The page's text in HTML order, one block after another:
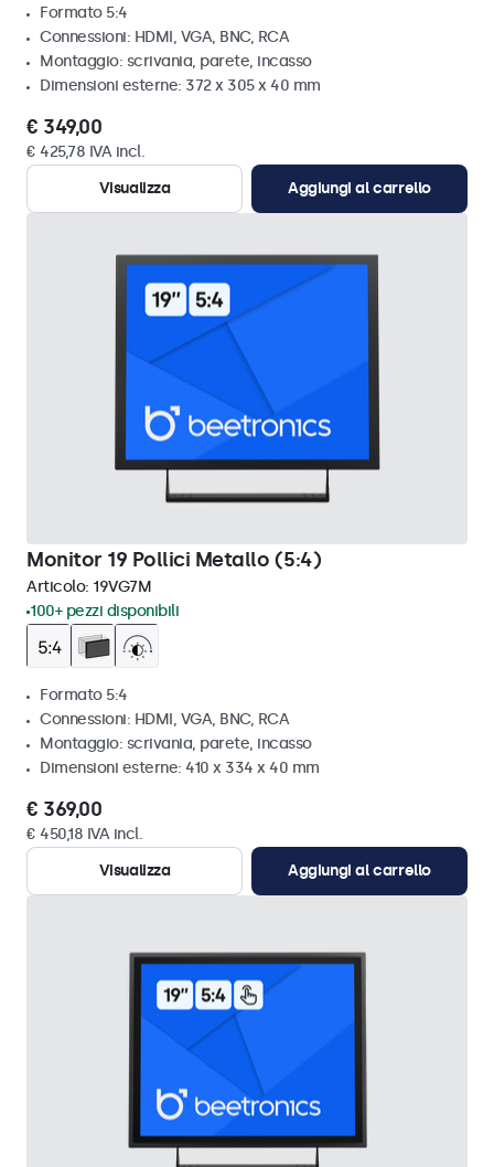
Formato 5:4
Connessioni: HDMI, VGA, BNC, RCA
Montaggio: scrivania, parete, incasso
Dimensioni esterne: 372 x 305 x 40 mm
€ 349,00
€ 425,78 IVA incl.
Visualizza
Aggiungi al carrello
Monitor 19 Pollici Metallo (5:4)
Articolo: 19VG7M
100+ pezzi disponibili
Formato 5:4
Connessioni: HDMI, VGA, BNC, RCA
Montaggio: scrivania, parete, incasso
Dimensioni esterne: 410 x 334 x 40 mm
€ 369,00
€ 450,18 IVA incl.
Visualizza
Aggiungi al carrello